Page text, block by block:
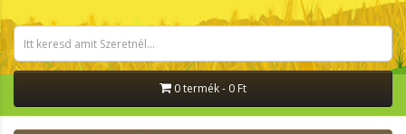
0 termék - 0 Ft